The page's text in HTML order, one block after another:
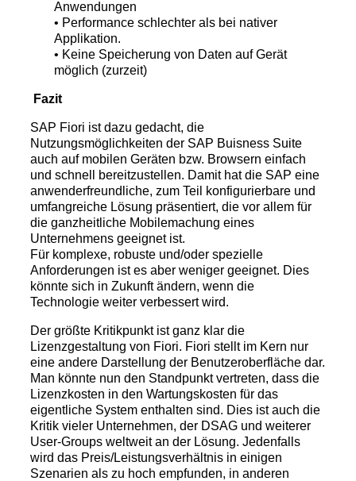
Anwendungen
• Performance schlechter als bei nativer
Applikation.
• Keine Speicherung von Daten auf Gerät
möglich (zurzeit)
Fazit
SAP Fiori ist dazu gedacht, die
Nutzungsmöglichkeiten der SAP Buisness Suite
auch auf mobilen Geräten bzw. Browsern einfach
und schnell bereitzustellen. Damit hat die SAP eine
anwenderfreundliche, zum Teil konfigurierbare und
umfangreiche Lösung präsentiert, die vor allem für
die ganzheitliche Mobilemachung eines
Unternehmens geeignet ist.
Für komplexe, robuste und/oder spezielle
Anforderungen ist es aber weniger geeignet. Dies
könnte sich in Zukunft ändern, wenn die
Technologie weiter verbessert wird.
Der größte Kritikpunkt ist ganz klar die
Lizenzgestaltung von Fiori. Fiori stellt im Kern nur
eine andere Darstellung der Benutzeroberfläche dar.
Man könnte nun den Standpunkt vertreten, dass die
Lizenzkosten in den Wartungskosten für das
eigentliche System enthalten sind. Dies ist auch die
Kritik vieler Unternehmen, der DSAG und weiterer
User-Groups weltweit an der Lösung. Jedenfalls
wird das Preis/Leistungsverhältnis in einigen
Szenarien als zu hoch empfunden, in anderen